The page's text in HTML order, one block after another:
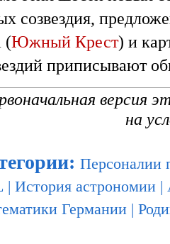
созвездия,
(Южный Крест) и
приписывают
версия
на
: Персоналии
| История астрономии |
Германии |